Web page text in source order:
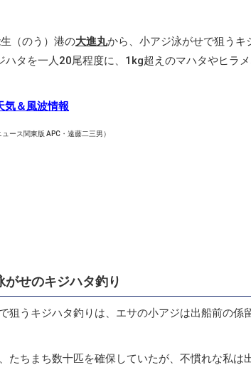
（のう）港の大進丸から、小アジ泳がせで狙うキ
ハタを一人20尾程度に、1kg超えのマハタやヒラ
気＆風波情報
ース関東版 APC・遠藤二三男）
がせのキジハタ釣り
狙うキジハタ釣りは、エサの小アジは出船前の係
たちまち数十匹を確保していたが、不慣れな私は